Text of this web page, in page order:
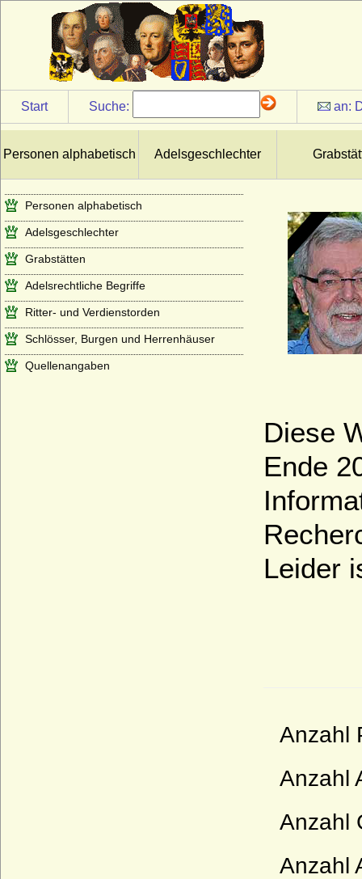
Start Suche: an:
Personen alphabetisch Adelsgeschlechter
Diese
Ende
Leider
Anzahl
Anzahl
Anzahl
Anzahl
Personen alphabetisch
Adelsgeschlechter
Grabstätten
Adelsrechtliche Begriffe
Ritter- und Verdienstorden
Schlösser, Burgen und Herrenhäuser
Quellenangaben